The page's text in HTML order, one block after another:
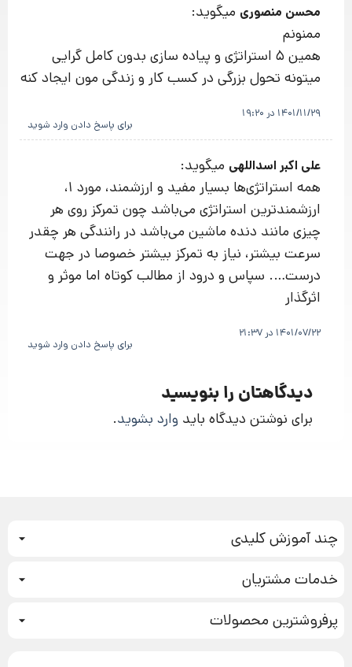
محسن منصوری میگوید:
ممنونم
همین 5 استراتژی و پیاده سازی بدون کامل گرایی
میتونه تحول بزرگی در کسب کار و زندگی مون ایجاد کنه
1401/11/29 در 19:20
برای پاسخ دادن وارد شوید
علی اکبر اسداللهی میگوید:
همه استراتژی‌ها بسیار مفید و ارزشمند، مورد 1،
ارزشمندترین استراتژی می‌باشد چون تمرکز روی هر
چیزی مانند دنده ماشین می‌باشد در رانندگی هر چقدر
سرعت بیشتر، نیاز به تمرکز بیشتر خصوصا در جهت
درست…. سپاس و درود از مطالب کوتاه اما موثر و
اثرگذار
1401/07/22 در 21:37
برای پاسخ دادن وارد شوید
دیدگاهتان را بنویسید
برای نوشتن دیدگاه باید وارد بشوید.
چند آموزش کلیدی
بازاریابی عصبی
تبلیغ نویسی
خدمات مشتریان
آموزش دسترسی به دانلود فایل‌ها
پرفروشترین محصولاتدوره جدید سیستم سازی